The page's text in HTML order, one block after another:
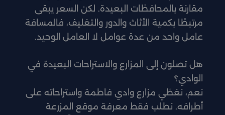
مقارنة بالمحافظات البعيدة. لكن السعر يبقى
مرتبطًا بكمية الأثاث والدور والتغليف، فالمسافة
عامل واحد من عدة عوامل لا العامل الوحيد.
هل تصلون إلى المزارع والاستراحات البعيدة في
الوادي؟
نعم، نغطّي مزارع وادي فاطمة واستراحاته على
أطرافه. نطلب فقط معرفة موقع المزرعة